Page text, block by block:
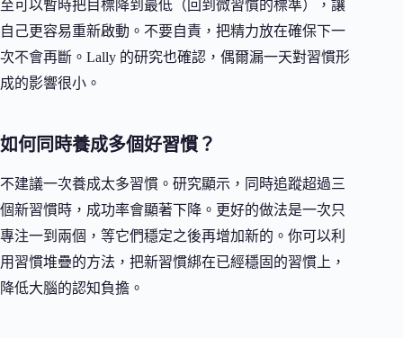
至可以暫時把目標降到最低（回到微習慣的標準），讓
自己更容易重新啟動。不要自責，把精力放在確保下一
次不會再斷。Lally 的研究也確認，偶爾漏一天對習慣形
成的影響很小。
如何同時養成多個好習慣？
不建議一次養成太多習慣。研究顯示，同時追蹤超過三
個新習慣時，成功率會顯著下降。更好的做法是一次只
專注一到兩個，等它們穩定之後再增加新的。你可以利
用習慣堆疊的方法，把新習慣綁在已經穩固的習慣上，
降低大腦的認知負擔。